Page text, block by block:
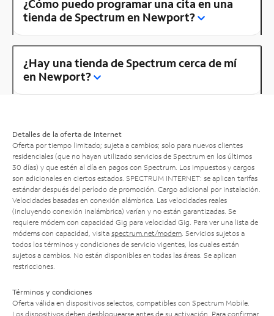
¿Cómo puedo programar una cita en una
tienda de Spectrum en Newport?
¿Hay una tienda de Spectrum cerca de mí
en Newport?
Detalles de la oferta de Internet
Oferta por tiempo limitado; sujeta a cambios; solo para nuevos clientes
residenciales (que no hayan utilizado servicios de Spectrum en los últimos
30 días) y que estén al día en pagos con Spectrum. Los impuestos y cargos
son adicionales en ciertos estados. SPECTRUM INTERNET: se aplican tarifas
estándar después del período de promoción. Cargo adicional por instalación.
Velocidades basadas en conexión alámbrica. Las velocidades reales
(incluyendo conexión inalámbrica) varían y no están garantizadas. Se
requiere módem con capacidad Gig para velocidad Gig. Para ver una lista de
módems con capacidad, visita spectrum.net/modem . Servicios sujetos a
todos los términos y condiciones de servicio vigentes, los cuales están
sujetos a cambios. No están disponibles en todas las áreas. Se aplican
restricciones.
Términos y condiciones
Oferta válida en dispositivos selectos, compatibles con Spectrum Mobile.
Los dispositivos deben desbloquearse antes de su activación. Para confirmar